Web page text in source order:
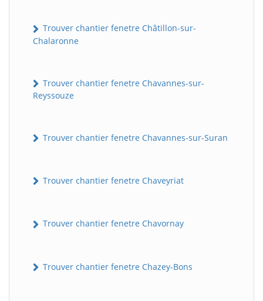
Trouver chantier fenetre Châtillon-sur-
Chalaronne
Trouver chantier fenetre Chavannes-sur-
Reyssouze
Trouver chantier fenetre Chavannes-sur-Suran
Trouver chantier fenetre Chaveyriat
Trouver chantier fenetre Chavornay
Trouver chantier fenetre Chazey-Bons